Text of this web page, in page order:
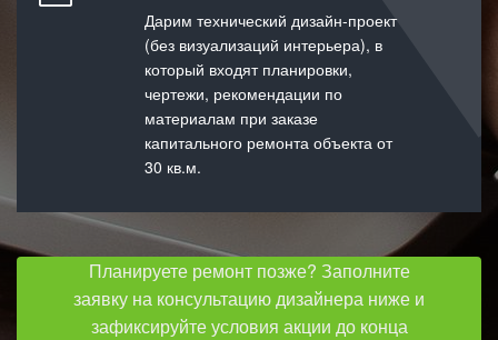
Дарим технический дизайн-проект
(без визуализаций интерьера), в
который входят планировки,
чертежи, рекомендации по
материалам при заказе
капитального ремонта объекта от
30 кв.м.
Планируете ремонт позже? Заполните
заявку на консультацию дизайнера ниже и
зафиксируйте условия акции до конца